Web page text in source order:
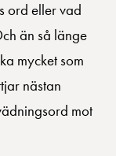
ord eller vad
än så länge
mycket som
nästan
mot